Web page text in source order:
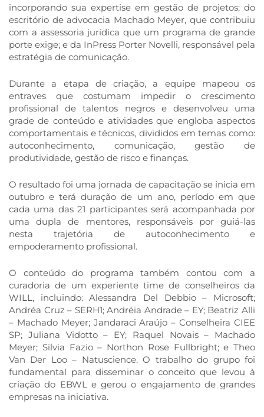
incorporando sua expertise em gestão de projetos; do
escritório de advocacia Machado Meyer, que contribuiu
com a assessoria jurídica que um programa de grande
porte exige; e da InPress Porter Novelli, responsável pela
estratégia de comunicação.
Durante a etapa de criação, a equipe mapeou os
entraves que costumam impedir o crescimento
profissional de talentos negros e desenvolveu uma
grade de conteúdo e atividades que engloba aspectos
comportamentais e técnicos, divididos em temas como:
autoconhecimento, comunicação, gestão de
produtividade, gestão de risco e finanças.
O resultado foi uma jornada de capacitação se inicia em
outubro e terá duração de um ano, período em que
cada uma das 21 participantes será acompanhada por
uma dupla de mentores, responsáveis por guiá-las
nesta trajetória de autoconhecimento e
empoderamento profissional.
O conteúdo do programa também contou com a
curadoria de um experiente time de conselheiros da
WILL, incluindo: Alessandra Del Debbio – Microsoft;
Andréa Cruz – SERH1; Andréia Andrade – EY; Beatriz Alli
– Machado Meyer; Jandaraci Araújo – Conselheira CIEE
SP; Juliana Vidotto – EY; Raquel Novais – Machado
Meyer; Silvia Fazio – Northon Rose Fullbright; e Theo
Van Der Loo – Natuscience. O trabalho do grupo foi
fundamental para disseminar o conceito que levou à
criação do EBWL e gerou o engajamento de grandes
empresas na iniciativa.